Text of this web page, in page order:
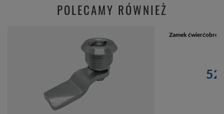
POLECAMY RÓWNIEŻ
Zamek